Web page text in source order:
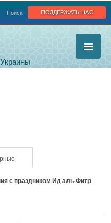
поддержать нас
Поиск
с праздником Ид аль-Фитр